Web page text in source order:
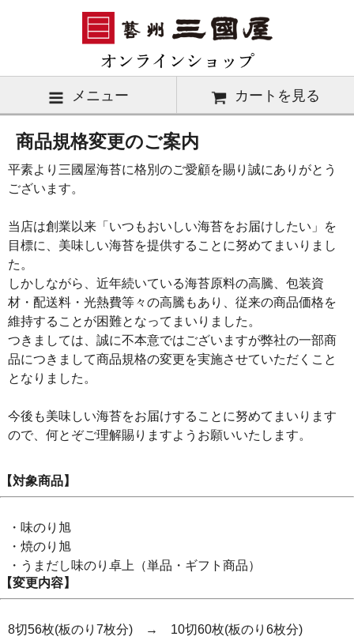
メニュー カートを見る
商品規格変更のご案内
平素より三國屋海苔に格別のご愛顧を賜り誠にありがとう
ございます。
当店は創業以来「いつもおいしい海苔をお届けしたい」を
目標に、美味しい海苔を提供することに努めてまいりまし
た。
しかしながら、近年続いている海苔原料の高騰、包装資
材・配送料・光熱費等々の高騰もあり、従来の商品価格を
維持することが困難となってまいりました。
つきましては、誠に不本意ではございますが弊社の一部商
品につきまして商品規格の変更を実施させていただくこと
となりました。
今後も美味しい海苔をお届けすることに努めてまいります
ので、何とぞご理解賜りますようお願いいたします。
【対象商品】
・味のり旭
・焼のり旭
・うまだし味のり卓上（単品・ギフト商品）
【変更内容】
8切56枚(板のり7枚分) → 10切60枚(板のり6枚分)